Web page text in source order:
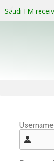
Saudi FM